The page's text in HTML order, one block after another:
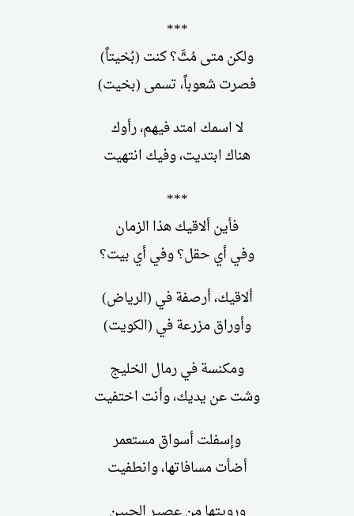
***
ولكن متى مُتَّ؟ كنت (بُخيتاً)
فصرت شعوباً، تسمى (بخيت)
لا اسمك امتد فيهم، رأوك
هناك ابتديت، وفيك انتهيت
***
فأين ألاقيك هذا الزمان
وفي أي حقل؟ وفي أي بيت؟
ألاقيك، أرصفة في (الرياض)
وأوراق مزرعة في (الكويت)
ومكنسة في رمال الخليج
وشت عن يديك، وأنت اختفيت
وإسفلت أسواق مستعمر
أضأت مسافاتها، وانطفيت